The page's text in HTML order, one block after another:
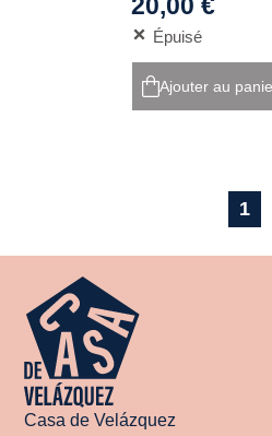
Épuisé
Ajouter au
1
Casa de Velázquez